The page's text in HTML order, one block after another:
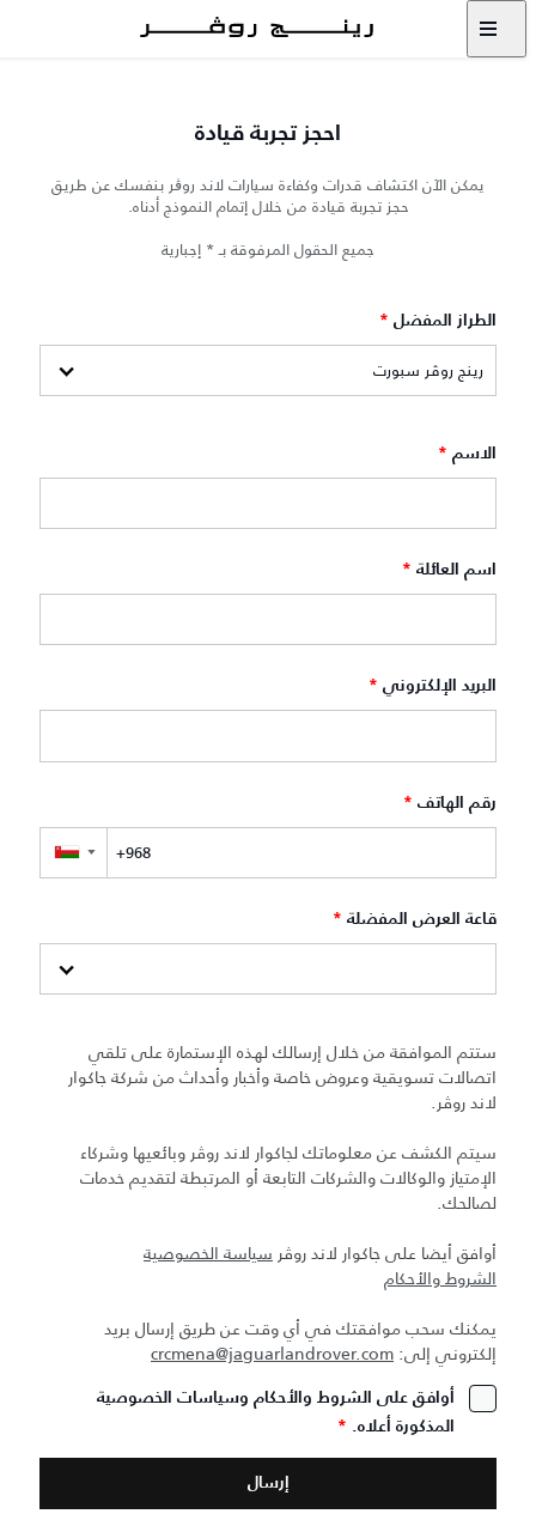
احجز تجربة قيادة
يمكن الآن اكتشاف قدرات وكفاءة سيارات لاند روڨر بنفسك عن طريق
حجز تجربة قيادة من خلال إتمام النموذج أدناه.
جميع الحقول المرفوقة بـ * إجبارية
الطراز المفضل *
الاسم *
اسم العائلة *
البريد الإلكتروني *
رقم الهاتف *
▼
قاعة العرض المفضلة *
ستتم الموافقة من خلال إرسالك لهذه الإستمارة على تلقي
اتصالات تسويقية وعروض خاصة وأخبار وأحداث من شركة جاكوار
لاند روڤر.
سيتم الكشف عن معلوماتك لجاكوار لاند روڤر وبائعيها وشركاء
الإمتياز والوكالات والشركات التابعة أو المرتبطة لتقديم خدمات
لصالحك.
أوافق أيضا على جاكوار لاند روڤر سياسة الخصوصية
الشروط والأحكام
يمكنك سحب موافقتك في أي وقت عن طريق إرسال بريد
إلكتروني إلى: crcmena@jaguarlandrover.com
أوافق على الشروط والأحكام وسياسات الخصوصية
المذكورة أعلاه. *